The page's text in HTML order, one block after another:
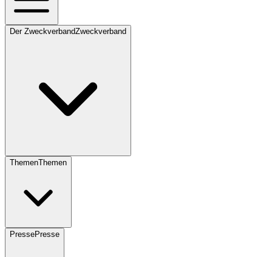
Der ZweckverbandZweckverband
ThemenThemen
PressePresse